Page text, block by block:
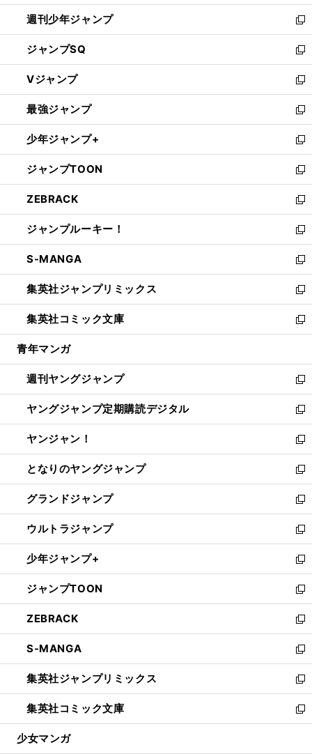
開
く
週刊少年ジャンプ
新
し
い
ウ
ィ
ン
ド
ウ
で
開
く
ジャンプSQ
新
し
い
ウ
ィ
ン
ド
ウ
で
開
く
Vジャンプ
新
し
い
ウ
ィ
ン
ド
ウ
で
開
く
最強ジャンプ
新
し
い
ウ
ィ
ン
ド
ウ
で
開
く
少年ジャンプ+
新
し
い
ウ
ィ
ン
ド
ウ
で
開
く
ジャンプTOON
新
し
い
ウ
ィ
ン
ド
ウ
で
開
く
ZEBRACK
新
し
い
ウ
ィ
ン
ド
ウ
で
開
ジャンプルーキー！
新
し
い
ウ
ィ
ン
ド
ウ
開
く
S-MANGA
新
し
い
ウ
ィ
ン
ウ
で
開
く
集英社ジャンプリミックス
新
し
い
ウ
ン
ド
ウ
で
開
く
集英社コミック文庫
新
し
ウ
ィ
ン
ド
ウ
で
開
く
青年マンガ
週刊ヤングジャンプ
新
し
い
ウ
ィ
ン
ド
ウ
で
開
く
ヤングジャンプ定期購読デジタル
新
し
い
ウ
ィ
ン
ド
ウ
で
開
く
ヤンジャン！
新
し
い
ウ
ィ
ン
ド
ウ
で
開
く
となりのヤングジャンプ
新
し
い
ウ
ィ
ン
ド
ウ
で
開
く
グランドジャンプ
新
し
い
ウ
ィ
ン
ド
ウ
で
開
く
ウルトラジャンプ
新
し
い
ウ
ィ
ン
ド
ウ
で
開
く
少年ジャンプ+
新
し
い
ウ
ィ
ン
ド
ウ
で
開
く
ジャンプTOON
新
し
い
ウ
ィ
ン
ド
ウ
で
開
ZEBRACK
新
し
い
ウ
ィ
ン
ド
ウ
S-MANGA
新
し
い
ウ
ィ
ン
集英社ジャンプリミックス
新
し
い
ウ
集英社コミック文庫
新
し
少女マンガ